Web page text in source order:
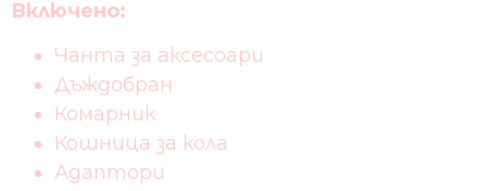
Включено:
Чанта за аксесоари
Дъждобран
Комарник
Кошница за кола
Адаптори